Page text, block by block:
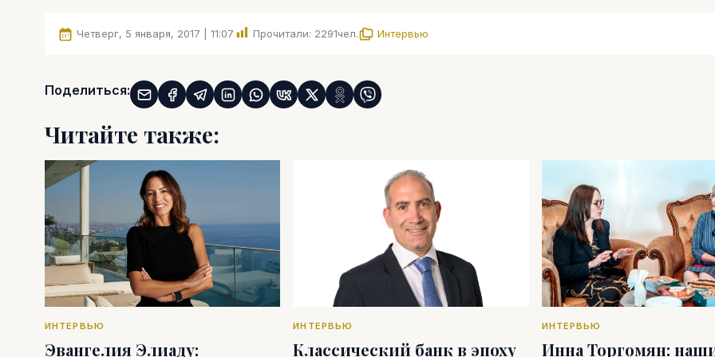
Четверг, 5 января, 2017 | 11:07 Прочитали: 2291чел. Интервью
Поделиться:
Читайте также:
ИНТЕРВЬЮ
Эвангелия Элиаду:
ИНТЕРВЬЮ
Классический банк в эпоху
ИНТЕРВЬЮ
Инна Торгомян: